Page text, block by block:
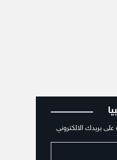
بريدك الالكتروني